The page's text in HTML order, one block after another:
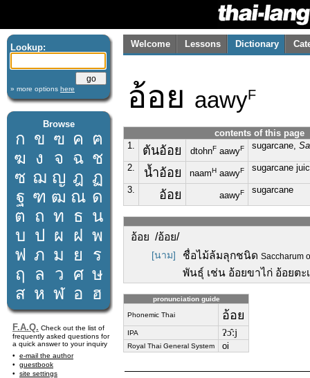
Lookup:
» more options here
Browse
ก ข ฃ ค ฅ
ฆ ง จ ฉ ช
ซ ฌ ญ ฎ ฏ
ฐ ฑ ฒ ณ ด
ต ถ ท ธ น
บ ป ผ ฝ พ
ฟ ภ ม ย
ร
ฤ
ล ว ศ ษ
ส ห ฬ อ ฮ
F.A.Q. Check out the list of
frequently asked questions for
a quick answer to your inquiry
e-mail the author
guestbook
site settings
Welcome Lessons Dictionary
อ้อย aawyF
contents of this page
1.
ต้นอ้อย dtohnF aawyF sugarcane,
2. น้ำอ้อย naamH aawyF sugarcane
3. อ้อย aawyF sugarcane
อ้อย /อ้อย/
[นาม] ชื่อไม้ล้มลุกชนิด Saccharum
พันธุ์ เช่น อ้อยขาไก่ อ้อยต
pronunciation guide
Phonemic Thai อ้อย
IPA ʔɔ̂ːj
Royal Thai General System oi